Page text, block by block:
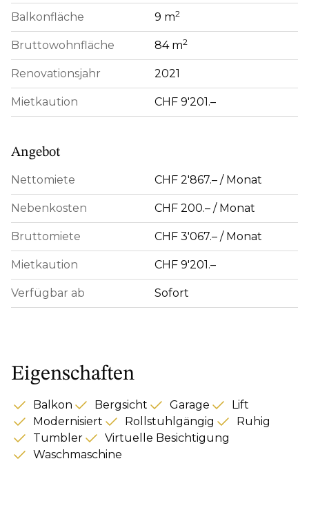
Balkonfläche 9 m2
Bruttowohnfläche 84 m2
Renovationsjahr 2021
Mietkaution CHF 9'201.–
Angebot
Nettomiete CHF 2'867.– / Monat
Nebenkosten CHF 200.– / Monat
Bruttomiete CHF 3'067.– / Monat
Mietkaution CHF 9'201.–
Verfügbar ab Sofort
Eigenschaften
Balkon Bergsicht Garage
Lift
Modernisiert
Rollstuhlgängig
Ruhig
Tumbler
Virtuelle Besichtigung
Waschmaschine